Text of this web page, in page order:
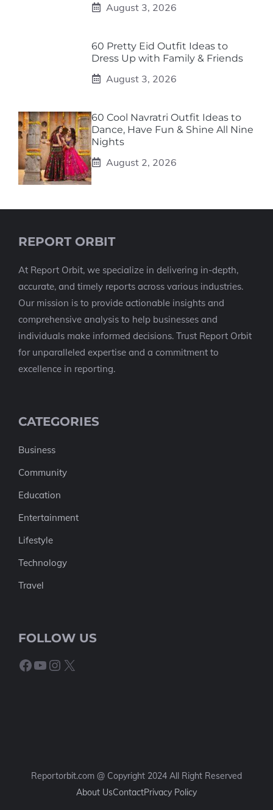
August 3, 2026
60 Pretty Eid Outfit Ideas to
Dress Up with Family & Friends
August 3, 2026
60 Cool Navratri Outfit Ideas to
Dance, Have Fun & Shine All Nine
Nights
August 2, 2026
REPORT ORBIT
At Report Orbit, we specialize in delivering in-depth,
accurate, and timely reports across various industries.
Our mission is to provide actionable insights and
comprehensive analysis to help businesses and
individuals make informed decisions. Trust Report Orbit
for unparalleled expertise and a commitment to
excellence in reporting.
CATEGORIES
Business
Community
Education
Entertainment
Lifestyle
Technology
Travel
FOLLOW US
Facebook
YouTube
Instagram
X
Reportorbit.com @ Copyright 2024 All Right Reserved
About UsContactPrivacy Policy